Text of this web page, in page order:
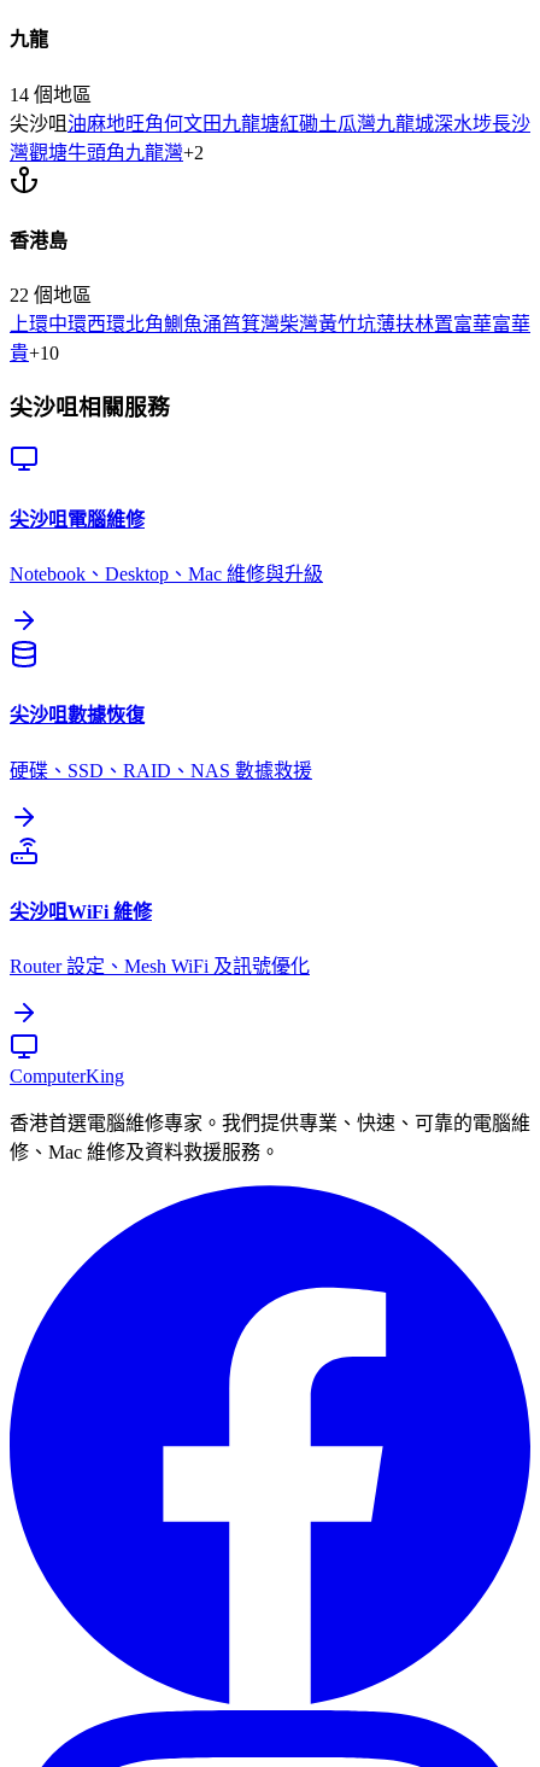
九龍
14 個地區
尖沙咀 油麻地旺角何文田九龍塘紅磡土瓜灣九龍城深水埗長沙
灣觀塘牛頭角九龍灣+2
香港島
22 個地區
上環中環西環北角鰂魚涌筲箕灣柴灣黃竹坑薄扶林置富華富華
貴+10
尖沙咀相關服務
尖沙咀 電腦維修
Notebook、Desktop、Mac 維修與升級
尖沙咀數據恢復
硬碟、SSD、RAID、NAS 數據救援
尖沙咀WiFi 維修
Router 設定、Mesh WiFi 及訊號優化
ComputerKing
香港首選電腦維修專家。我們提供專業、快速、可靠的電腦維
修、Mac 維修及資料救援服務。